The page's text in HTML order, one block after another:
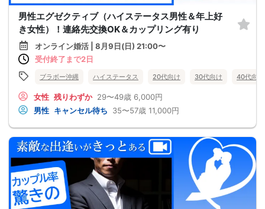
男性エグゼクティブ（ハイステータス男性＆年上好
き女性）！連絡先交換OK＆カップリング有り
オンライン婚活 | 8月9日(日) 21:00〜
受付終了まで2日
ブラボー沖縄 ハイステータス 20代向け 30代向け 40代向け
女性 残りわずか 29〜49歳 6,000円
男性 キャンセル待ち 35〜57歳 11,000円